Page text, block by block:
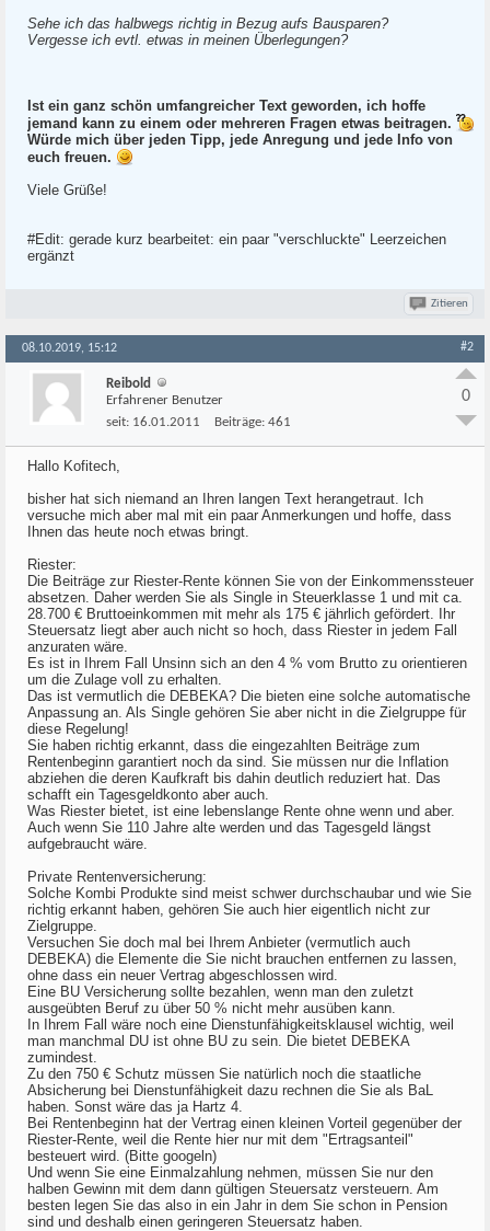
Sehe ich das halbwegs richtig in Bezug aufs Bausparen?
Vergesse ich evtl. etwas in meinen Überlegungen?
Ist ein ganz schön umfangreicher Text geworden, ich hoffe
jemand kann zu einem oder mehreren Fragen etwas beitragen.
Würde mich über jeden Tipp, jede Anregung und jede Info von
euch freuen.
Viele Grüße!
#Edit: gerade kurz bearbeitet: ein paar "verschluckte" Leerzeichen
ergänzt
Zitieren
08.10.2019, 15:12 #2
Reibold
Erfahrener Benutzer
seit: 16.01.2011 Beiträge: 461
0
Hallo Kofitech,
bisher hat sich niemand an Ihren langen Text herangetraut. Ich
versuche mich aber mal mit ein paar Anmerkungen und hoffe, dass
Ihnen das heute noch etwas bringt.
Riester:
Die Beiträge zur Riester-Rente können Sie von der Einkommenssteuer
absetzen. Daher werden Sie als Single in Steuerklasse 1 und mit ca.
28.700 € Bruttoeinkommen mit mehr als 175 € jährlich gefördert. Ihr
Steuersatz liegt aber auch nicht so hoch, dass Riester in jedem Fall
anzuraten wäre.
Es ist in Ihrem Fall Unsinn sich an den 4 % vom Brutto zu orientieren
um die Zulage voll zu erhalten.
Das ist vermutlich die DEBEKA? Die bieten eine solche automatische
Anpassung an. Als Single gehören Sie aber nicht in die Zielgruppe für
diese Regelung!
Sie haben richtig erkannt, dass die eingezahlten Beiträge zum
Rentenbeginn garantiert noch da sind. Sie müssen nur die Inflation
abziehen die deren Kaufkraft bis dahin deutlich reduziert hat. Das
schafft ein Tagesgeldkonto aber auch.
Was Riester bietet, ist eine lebenslange Rente ohne wenn und aber.
Auch wenn Sie 110 Jahre alte werden und das Tagesgeld längst
aufgebraucht wäre.
Private Rentenversicherung:
Solche Kombi Produkte sind meist schwer durchschaubar und wie Sie
richtig erkannt haben, gehören Sie auch hier eigentlich nicht zur
Zielgruppe.
Versuchen Sie doch mal bei Ihrem Anbieter (vermutlich auch
DEBEKA) die Elemente die Sie nicht brauchen entfernen zu lassen,
ohne dass ein neuer Vertrag abgeschlossen wird.
Eine BU Versicherung sollte bezahlen, wenn man den zuletzt
ausgeübten Beruf zu über 50 % nicht mehr ausüben kann.
In Ihrem Fall wäre noch eine Dienstunfähigkeitsklausel wichtig, weil
man manchmal DU ist ohne BU zu sein. Die bietet DEBEKA
zumindest.
Zu den 750 € Schutz müssen Sie natürlich noch die staatliche
Absicherung bei Dienstunfähigkeit dazu rechnen die Sie als BaL
haben. Sonst wäre das ja Hartz 4.
Bei Rentenbeginn hat der Vertrag einen kleinen Vorteil gegenüber der
Riester-Rente, weil die Rente hier nur mit dem "Ertragsanteil"
besteuert wird. (Bitte googeln)
Und wenn Sie eine Einmalzahlung nehmen, müssen Sie nur den
halben Gewinn mit dem dann gültigen Steuersatz versteuern. Am
besten legen Sie das also in ein Jahr in dem Sie schon in Pension
sind und deshalb einen geringeren Steuersatz haben.